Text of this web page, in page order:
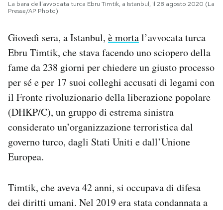
CALENDARIO
AREA PERSONALE
Area Personale
Newsletter
Notifiche mobile
Hai bisogno di aiuto?
La bara dell'avvocata turca Ebru Timtik, a Istanbul, il 28 agosto 2020 (La
Presse/AP Photo)
Giovedì sera, a Istanbul, è mortal’avvocata turca
Ebru Timtik, che stava facendo uno sciopero della
fame da 238 giorni per chiedere un giusto processo
per sé e per 17 suoi colleghi accusati di legami con
il Fronte rivoluzionario della liberazione popolare
(DHKP/C), un gruppo di estrema sinistra
considerato un’organizzazione terroristica dal
governo turco, dagli Stati Uniti e dall’Unione
Europea.
Timtik, che aveva 42 anni, si occupava di difesa
dei diritti umani. Nel 2019 era stata condannata a